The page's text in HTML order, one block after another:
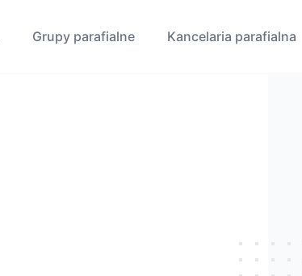
Grupy parafialne Kancelaria parafialna